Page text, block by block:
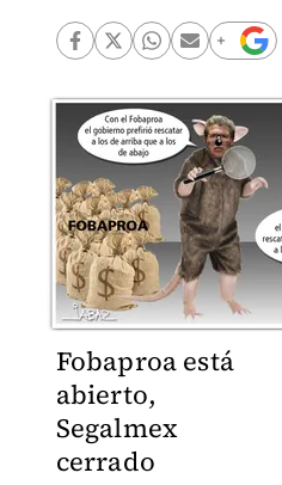
Fobaproa está
abierto,
Segalmex
cerrado